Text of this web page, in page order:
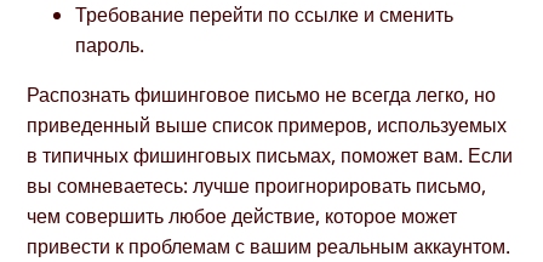
Требование перейти по ссылке и сменить
пароль.
Распознать фишинговое письмо не всегда легко, но
приведенный выше список примеров, используемых
в типичных фишинговых письмах, поможет вам. Если
вы сомневаетесь: лучше проигнорировать письмо,
чем совершить любое действие, которое может
привести к проблемам с вашим реальным аккаунтом.